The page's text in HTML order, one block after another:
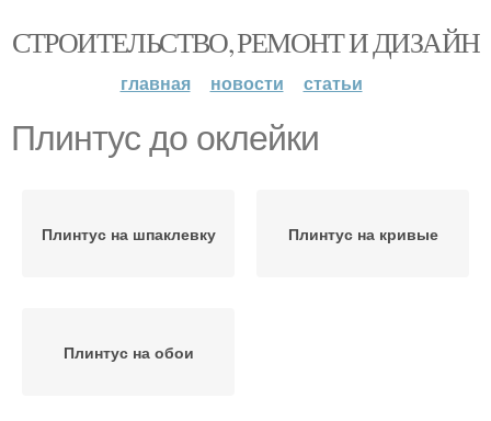
СТРОИТЕЛЬСТВО, РЕМОНТ И ДИЗАЙН
главная новости статьи
Плинтус до оклейки
Плинтус на шпаклевку Плинтус на кривые
Плинтус на обои